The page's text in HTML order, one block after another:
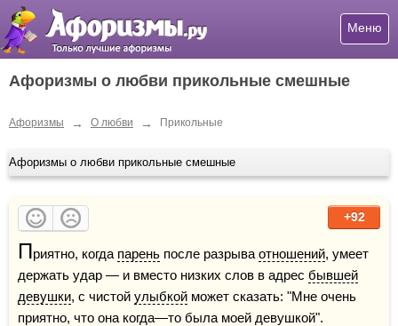
Меню
Афоризмы о любви прикольные смешные
Афоризмы → О любви → Прикольные
Афоризмы о любви прикольные смешные
+92
Приятно, когда парень после разрыва отношений, умеет
держать удар — и вместо низких слов в адрес бывшей
девушки, с чистой улыбкой может сказать: "Мне очень
приятно, что она когда—то была моей девушкой".